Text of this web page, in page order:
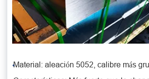
Material: aleación 5052, calibre más